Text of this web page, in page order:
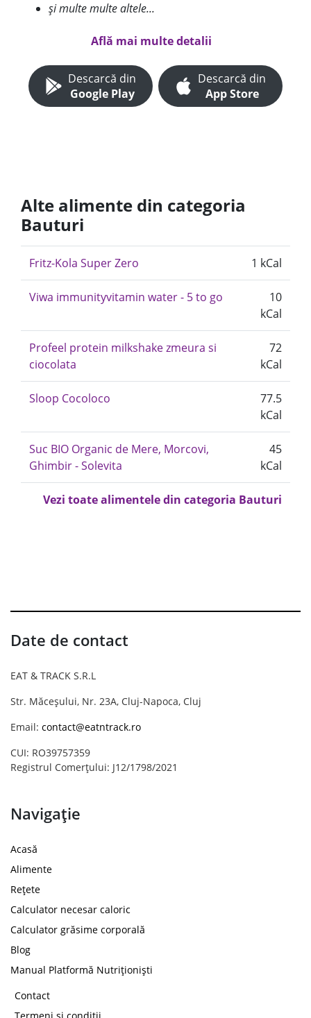
și multe multe altele...
Află mai multe detalii
Descarcă din
Google Play
Descarcă din
App Store
Alte alimente din categoria
Bauturi
Fritz-Kola Super Zero 1 kCal
Viwa immunityvitamin water - 5 to go
10
kCal
Profeel protein milkshake zmeura si
ciocolata
72
kCal
Sloop Cocoloco
77.5
kCal
Suc BIO Organic de Mere, Morcovi,
Ghimbir - Solevita
45
kCal
Vezi toate alimentele din categoria Bauturi
Date de contact
EAT & TRACK S.R.L
Str. Măceșului, Nr. 23A, Cluj-Napoca, Cluj
Email: contact@eatntrack.ro
CUI: RO39757359
Registrul Comerțului: J12/1798/2021
Navigație
Acasă
Alimente
Rețete
Calculator necesar caloric
Calculator grăsime corporală
Blog
Manual Platformă Nutriționiști
Contact